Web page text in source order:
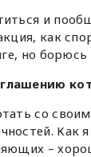
и
как
но
со
Как
–